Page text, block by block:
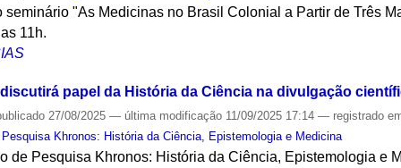
seminário "As Medicinas no Brasil Colonial a Partir de Três
11h.
papel da História da Ciência na divulgação
27/08/2025— última modificação 11/09/2025 17:14— registrado
Khronos: História da Ciência, Epistemologia e Medicina
de Pesquisa Khronos: História da Ciência, Epistemologia e